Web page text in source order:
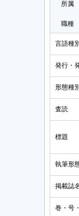
所属
職種
言語種別
発行・
形態種別
査読
標題
執筆形
掲載誌
巻・号